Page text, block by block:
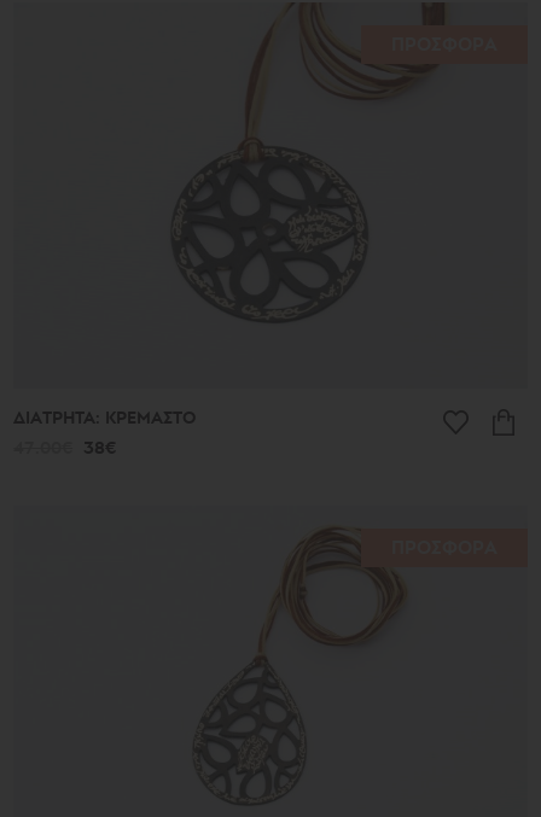
ΔΙΑΤΡΗΤΑ: ΚΡΕΜΑΣΤΟ
38€